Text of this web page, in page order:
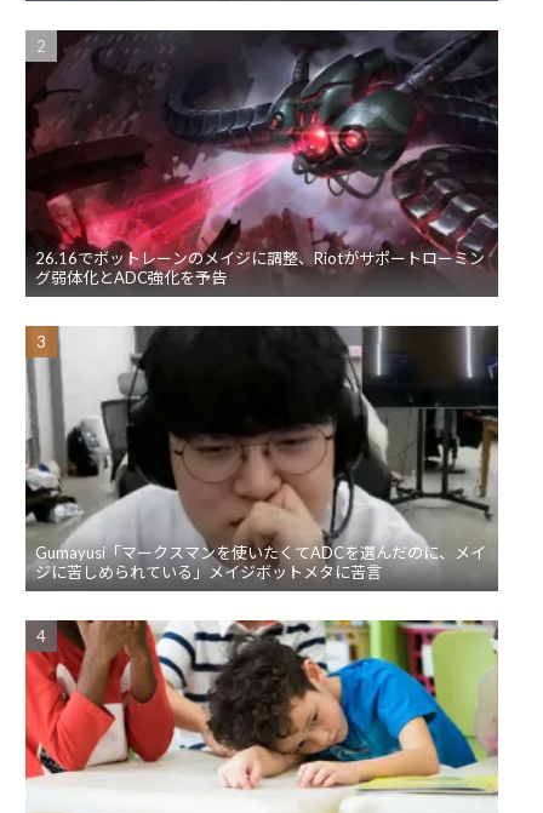
26.16でボットレーンのメイジに調整、Riotがサポートローミン
グ弱体化とADC強化を予告
Gumayusi「マークスマンを使いたくてADCを選んだのに、メイ
ジに苦しめられている」メイジボットメタに苦言